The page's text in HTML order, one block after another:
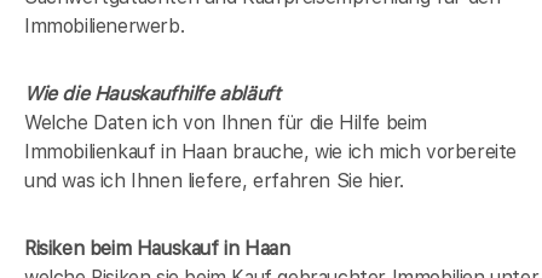
Immobilienerwerb.
Wie die Hauskaufhilfe abläuft
Welche Daten ich von Ihnen für die Hilfe beim
Immobilienkauf in Haan brauche, wie ich mich vorbereite
und was ich Ihnen liefere, erfahren Sie hier.
Risiken beim Hauskaufin Haan